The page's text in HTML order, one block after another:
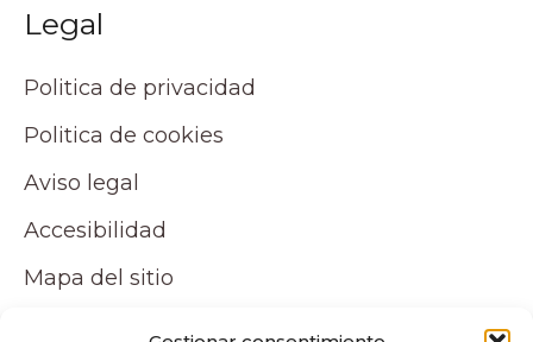
Legal
Politica de privacidad
Politica de cookies
Aviso legal
Accesibilidad
Mapa del sitio